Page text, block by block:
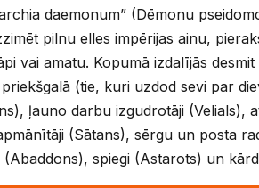
daemonum” (Dēmonu
pilnu elles impērijas ainu,
vai amatu. Kopumā izdalījās
(tie, kuri uzdod sevi par
ļauno darbu izgudrotāji (Velials),
(Sātans), sērgu un posta
(Abaddons), spiegi (Astarots) un